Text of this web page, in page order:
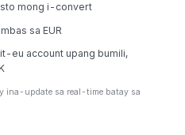
mong i-convert
sa EUR
eu account upang bumili,
ina-update sa real-time batay sa